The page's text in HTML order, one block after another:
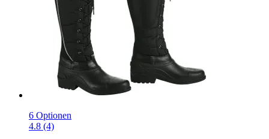
6 Optionen
4.8 (4)